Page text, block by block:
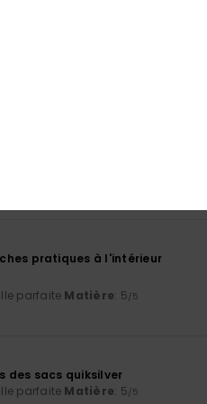
pratiques à l'intérieur
parfaite Matière: 5/5
des sacs quiksilver
parfaite Matière: 5/5